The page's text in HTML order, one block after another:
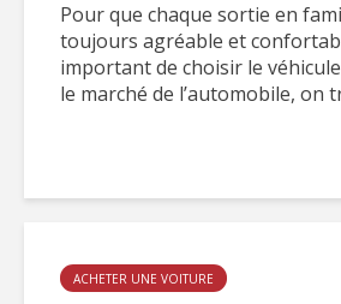
Pour que chaque sortie en
toujours agréable et
important de choisir le
le marché de l’automobile, on
ACHETER UNE VOITURE